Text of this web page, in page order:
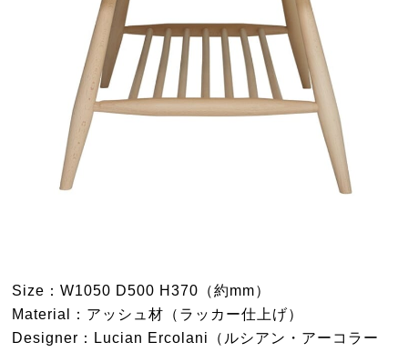
Size：W1050 D500 H370（約mm）
Material：アッシュ材（ラッカー仕上げ）
Designer：Lucian Ercolani（ルシアン・アーコラー